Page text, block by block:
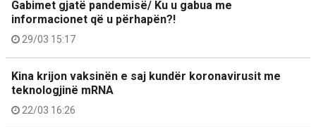
Gabimet gjatë pandemisë/ Ku u gabua me
informacionet që u përhapën?!
29/03 15:17
Kina krijon vaksinën e saj kundër koronavirusit me
teknologjinë mRNA
22/03 16:26